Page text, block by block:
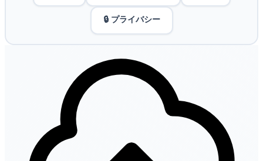
🔒 プライバシー